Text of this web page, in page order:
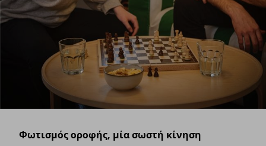
Φωτισμός οροφής, μία σωστή κίνηση